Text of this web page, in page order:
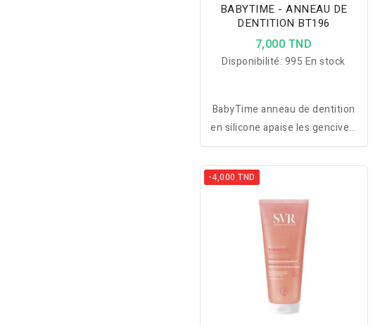
BABYTIME - ANNEAU DE
DENTITION BT196
7,000 TND
Disponibilité: 995 En stock
BabyTime anneau de dentition
en silicone apaise les gencives,
soulage la douleur et favorise
le développement moteur en
toute sécurité.
-4,000 TND